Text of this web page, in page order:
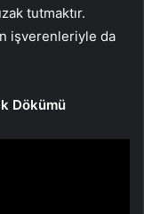
tutmaktır.
işverenleriyle da
Dökümü